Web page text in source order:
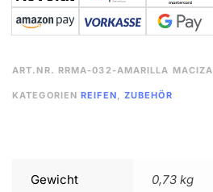
ART.NR. RRMA-032-AMARILLA MACIZA
KATEGORIEN REIFEN, ZUBEHÖR
Gewicht 0,73 kg